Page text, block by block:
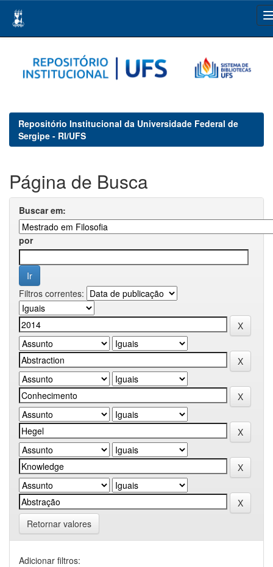
navigation
Repositório Institucional da Universidade Federal de
Sergipe - RI/UFS
Página de Busca
Buscar em:
por
Filtros correntes:
Retornar valores
Adicionar filtros: